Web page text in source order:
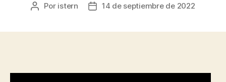
Autor
Por istern
Fecha14 de septiembre de 2022